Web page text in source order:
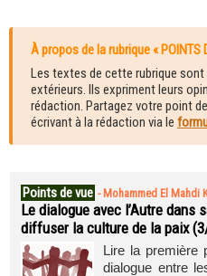
À propos de la rubrique « POINTS
Les textes de cette rubrique
extérieurs. Ils expriment leurs
rédaction. Partagez votre point
écrivant à la rédaction via le
Points de vue - Mohammed El Mahdi
Le dialogue avec l’Autre dans
diffuser la culture de la paix
Lire la première
dialogue entre